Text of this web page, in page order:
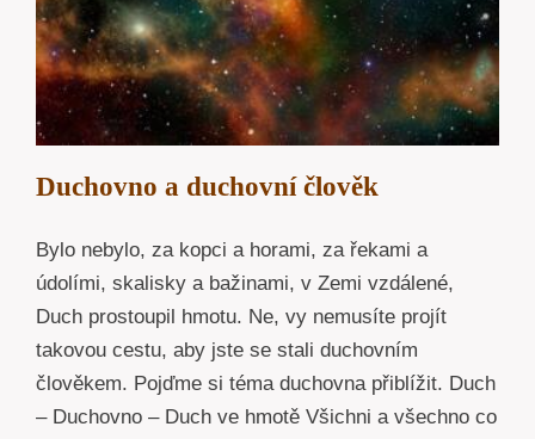
Duchovno a duchovní člověk
Bylo nebylo, za kopci a horami, za řekami a
údolími, skalisky a bažinami, v Zemi vzdálené,
Duch prostoupil hmotu. Ne, vy nemusíte projít
takovou cestu, aby jste se stali duchovním
člověkem. Pojďme si téma duchovna přiblížit. Duch
– Duchovno – Duch ve hmotě Všichni a všechno co